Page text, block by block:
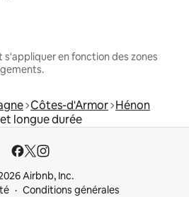
s'appliquer en fonction des zones
Côtes-d'Armor Hénon
longue durée
Airbnb, Inc.
Conditions générales